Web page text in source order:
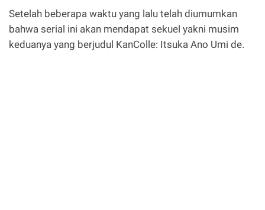
Setelah beberapa waktu yang lalu telah diumumkan
bahwa serial ini akan mendapat sekuel yakni musim
keduanya yang berjudul KanColle: Itsuka Ano Umi de.